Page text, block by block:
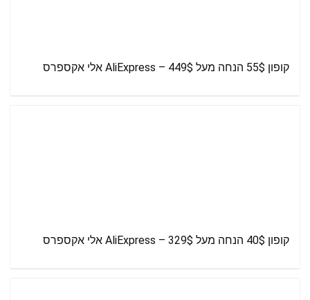
קופון 55$ הנחה מעל 449$ – AliExpress אלי אקספרס
קופון 40$ הנחה מעל 329$ – AliExpress אלי אקספרס